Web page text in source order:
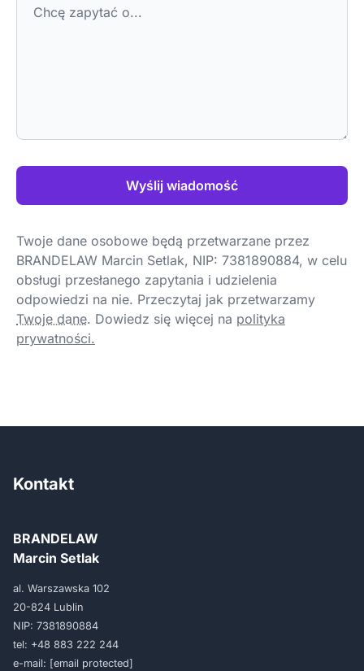
Wyślij wiadomość
Twoje dane osobowe będą przetwarzane przez
BRANDELAW Marcin Setlak, NIP: 7381890884, w celu
obsługi przesłanego zapytania i udzielenia
odpowiedzi na nie. Przeczytaj jak przetwarzamy
Twoje dane. Dowiedz się więcej na polityka
prywatności.
Kontakt
BRANDELAW
Marcin Setlak
al. Warszawska 102
20-824 Lublin
NIP: 7381890884
tel: +48 883 222 244
e-mail: [email protected]